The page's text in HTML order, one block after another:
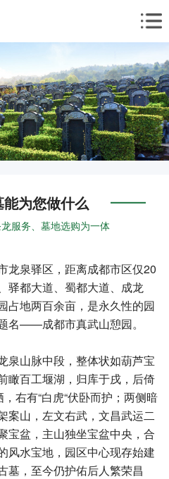
为您做什么
服务、墓地选购为一体
龙泉驿区，距离成都市区仅20
驿都大道、蜀都大道、成龙
占地两百余亩，是永久性的园
名——成都市真武山憩园。
泉山脉中段，整体状如葫芦宝
瞰百工堰湖，归库于戌，后倚
右有“白虎“伏卧而护；两侧暗
案山，左文右武，文昌武运二
宝盆，主山独坐宝盆中央，合
风水宝地，园区中心现存始建
墓，至今仍护佑后人繁荣昌